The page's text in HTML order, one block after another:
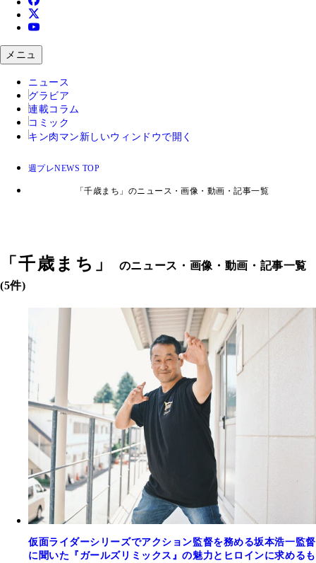
メニュ
ニュース
グラビア
連載コラム
コミック
キン肉マン 新しいウィンドウで開く
週プレNEWS TOP
「千歳まち」のニュース・画像・動画・記事一覧
「千歳まち 」
のニュース・画像・動画・記事一覧
(5件)
仮面ライダーシリーズでアクション監督を務める坂本浩一監督
に聞いた『ガールズリミックス』の魅力とヒロインに求めるも